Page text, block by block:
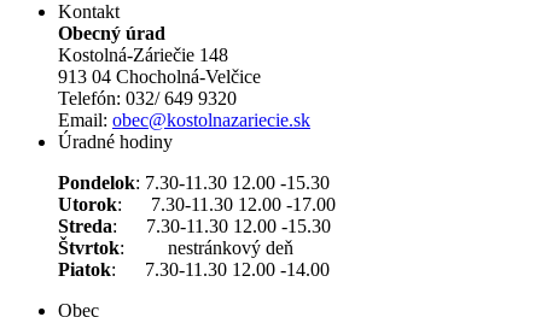
Kontakt
Obecný úrad
Kostolná-Záriečie 148
913 04 Chocholná-Velčice
Telefón: 032/ 649 9320
Email: obec@kostolnazariecie.sk
Úradné hodiny
Pondelok: 7.30-11.30 12.00 -15.30
Utorok: 7.30-11.30 12.00 -17.00
Streda: 7.30-11.30 12.00 -15.30
Štvrtok: nestránkový deň
Piatok: 7.30-11.30 12.00 -14.00
Obec